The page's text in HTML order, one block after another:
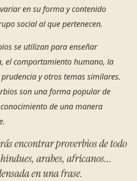
en su forma y contenido
social al que pertenecen.
se utilizan para enseñar
el comportamiento humano, la
y otros temas similares.
son una forma popular de
de una manera
encontrar proverbios de todo
arabes, africanos...
en una frase.